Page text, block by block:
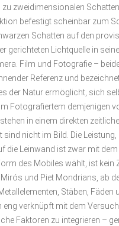
zweidimensionalen
befestigt scheinbar zum
Schatten auf den
gerichteten Lichtquelle in
Film und Fotografie –
Referenz und
der Natur ermöglicht, sich
Fotografiertem demjenigen
in einem direkten
nicht im Bild. Die
Leinwand ist zwar mit
des Mobiles wählt, ist
und Piet Mondrians, ab
Stäben,
verknüpft mit dem
Faktoren zu integrieren –